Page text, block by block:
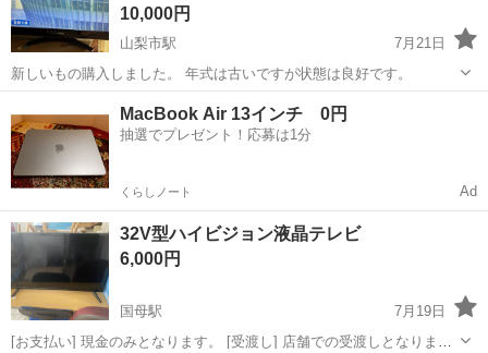
10,000円
山梨市駅
7月21日
新しいもの購入しました。 年式は古いですが状態は良好です。
テレビ
MacBook Air 13インチ 0円
抽選でプレゼント！応募は1分
くらしノート Ad
32V型ハイビジョン液晶テレビ
6,000円
国母駅
7月19日
[お支払い] 現金のみとなります。 [受渡し] 店舗での受渡しとなりま